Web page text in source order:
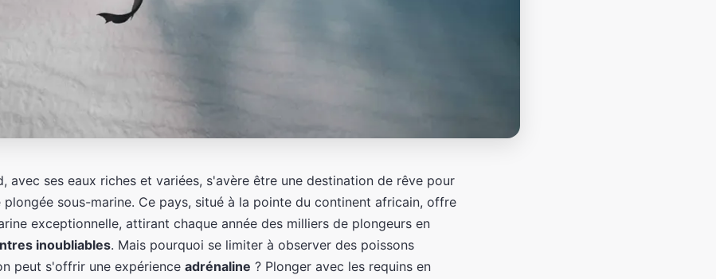
avec ses eaux riches et variées, s'avère être une destination de rêve pour
plongée sous-marine. Ce pays, situé à la pointe du continent africain, offre
exceptionnelle, attirant chaque année des milliers de plongeurs en
inoubliables. Mais pourquoi se limiter à observer des poissons
peut s'offrir une expérience adrénaline ? Plonger avec les requins en